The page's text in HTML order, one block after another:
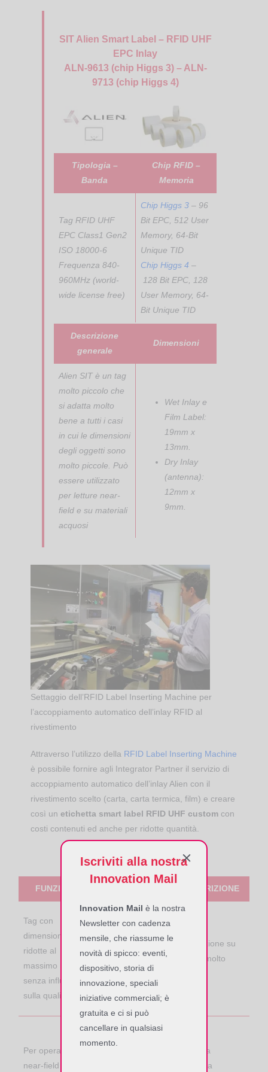
SIT Alien Smart Label – RFID UHF
EPC Inlay
ALN-9613 (chip Higgs 3) – ALN-
9713 (chip Higgs 4)
Tipologia –
Banda
Chip RFID –
Memoria
Tag RFID UHF
EPC Class1 Gen2
ISO 18000-6
Frequenza 840-
960MHz (world-
wide license free)
Chip Higgs 3 – 96
Bit EPC, 512 User
Memory, 64-Bit
Unique TID
Chip Higgs 4 –
128 Bit EPC, 128
User Memory, 64-
Bit Unique TID
Descrizione
generale
Dimensioni
Alien SIT è un tag
molto piccolo che
si adatta molto
bene a tutti i casi
in cui le dimensioni
degli oggetti sono
molto piccole. Può
essere utilizzato
per letture near-
field e su materiali
acquosi
Wet Inlay e
Film Label:
19mm x
13mm.
Dry Inlay
(antenna):
12mm x
9mm.
Settaggio dell’RFID Label Inserting Machine per
l’accoppiamento automatico dell’inlay RFID al
rivestimento
Attraverso l’utilizzo della RFID Label Inserting Machine
è possibile fornire agli Integrator Partner il servizio di
accoppiamento automatico dell’inlay Alien con il
rivestimento scelto (carta, carta termica, film) e creare
così un etichetta smart label RFID UHF customcon
costi contenuti ed anche per ridotte quantità.
FUNZIONE DESCRIZIONE
Tag con
dimensioni
ridotte al
massimo ma
senza influire
sulla qualità
Si adatta ad
oggetti di piccole
dimensioni
normalmente
proibitive per altri
tag (antenna di 9
x 12 mm)
Applicazione su
oggetti molto
Per operazioni
near-field
Consente una
zona molto
Massima
sicurezza
Iscriviti alla nostra
Innovation Mail
Innovation Mail è la nostra
Newsletter con cadenza
mensile, che riassume le
novità di spicco: eventi,
dispositivo, storia di
innovazione, speciali
iniziative commerciali; è
gratuita e ci si può
cancellare in qualsiasi
momento.